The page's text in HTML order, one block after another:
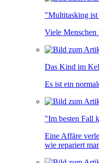
"Multitasking
Viele Menschen
Das Kind im
Es ist ein
"Im besten Fall
Eine Affäre
wie repariert